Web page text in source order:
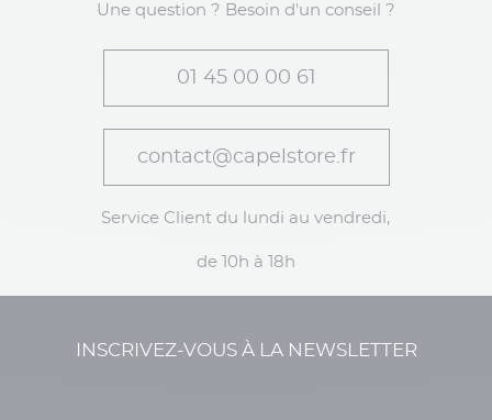
Une question ? Besoin d'un conseil ?
01 45 00 00 61
contact@capelstore.fr
Service Client du lundi au vendredi,
de 10h à 18h
INSCRIVEZ-VOUS À LA NEWSLETTER